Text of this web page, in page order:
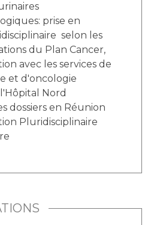
prise en
selon les
du Plan Cancer,
avec les services de
et d'oncologie
Nord
dossiers en Réunion
Pluridisciplinaire